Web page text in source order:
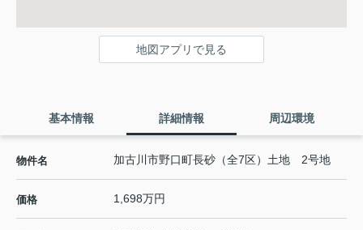
地図アプリで見る
基本情報 詳細情報 周辺環境
物件名 加古川市野口町長砂（全7区）土地 2号地
価格 1,698万円